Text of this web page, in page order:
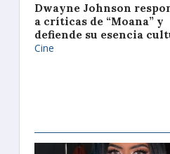
Dwayne Johnson
a críticas de “Moana” y
defiende su esencia
Cine